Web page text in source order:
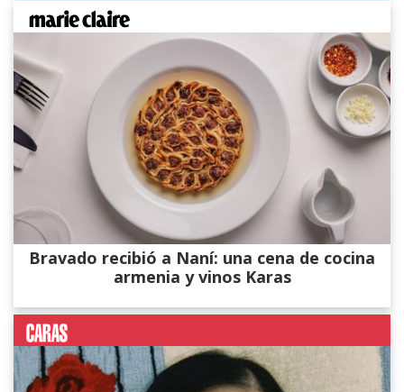
Bravado recibió a Naní: una cena de cocina
armenia y vinos Karas